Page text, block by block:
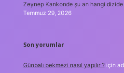
Zeynep Kankonde şu an hangi
Temmuz 29, 2026
Son yorumlar
Günbalı pekmezi nasıl yapılır ?için